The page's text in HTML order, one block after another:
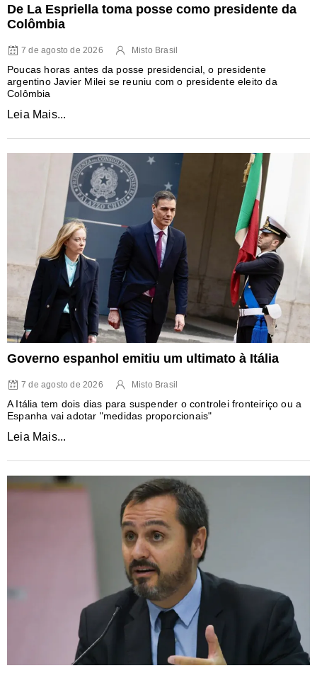
De La Espriella toma posse como presidente da
Colômbia
7 de agosto de 2026 Misto Brasil
Poucas horas antes da posse presidencial, o presidente
argentino Javier Milei se reuniu com o presidente eleito da
Colômbia
Leia Mais...
Governo espanhol emitiu um ultimato à Itália
7 de agosto de 2026 Misto Brasil
A Itália tem dois dias para suspender o controlei fronteiriço ou a
Espanha vai adotar "medidas proporcionais"
Leia Mais...